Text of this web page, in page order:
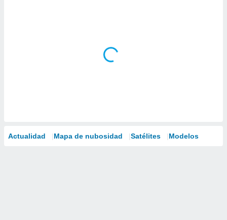
Actualidad Mapa de nubosidad Satélites Modelos